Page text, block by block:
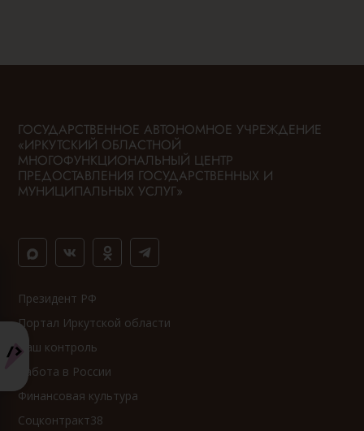
ГОСУДАРСТВЕННОЕ АВТОНОМНОЕ УЧРЕЖДЕНИЕ
«ИРКУТСКИЙ ОБЛАСТНОЙ
МНОГОФУНКЦИОНАЛЬНЫЙ ЦЕНТР
ПРЕДОСТАВЛЕНИЯ ГОСУДАРСТВЕННЫХ И
МУНИЦИПАЛЬНЫХ УСЛУГ»
Президент РФ
Портал Иркутской области
Ваш контроль
Работа в России
Финансовая культура
Соцконтракт38